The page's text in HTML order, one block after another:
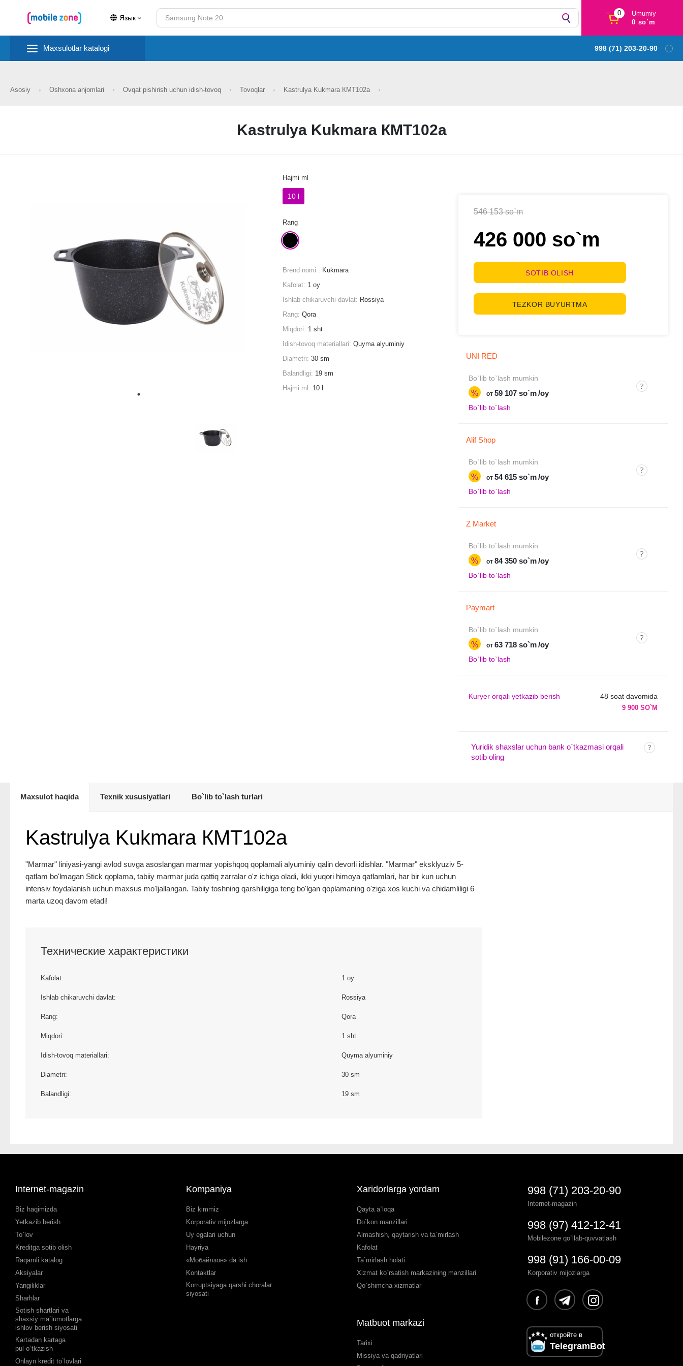
Язык
0
Umumiy
0 so`m
Maxsulotlar katalogi 998 (71) 203-20-90
Asosiy Oshxona anjomlari Ovqat pishirish uchun idish-tovoq Tovoqlar Kastrulya Kukmara КМТ102а
Kastrulya Kukmara КМТ102а
546 153 so`m
426 000 so`m
SOTIB OLISH
TEZKOR BUYURTMA
UNI RED
Bo`lib to`lash mumkin
% от 59 107 so`m /oy
Bo`lib to`lash
Alif Shop
Bo`lib to`lash mumkin
% от 54 615 so`m /oy
Bo`lib to`lash
Z Market
Bo`lib to`lash mumkin
% от 84 350 so`m /oy
Bo`lib to`lash
Paymart
Bo`lib to`lash mumkin
% от 63 718 so`m /oy
Bo`lib to`lash
Kuryer orqali yetkazib berish 48 soat davomida
9 900 SO`M
Yuridik shaxslar uchun bank o`tkazmasi orqali
sotib oling
Hajmi ml
10 l
Rang
Brend nomi : Kukmara
Kafolat: 1 oy
Ishlab chikaruvchi davlat: Rossiya
Rang:Qora
Miqdori: 1 sht
Idish-tovoq materiallari:Quyma alyuminiy
Diametri:30 sm
Balandligi: 19 sm
Hajmi ml: 10 l
Maxsulot haqida Texnik xususiyatlari Bo`lib to`lash turlari
Kastrulya Kukmara КМТ102а
"Marmar" liniyasi-yangi avlod suvga asoslangan marmar yopishqoq qoplamali alyuminiy qalin devorli idishlar. "Marmar" eksklyuziv 5-
qatlam bo'lmagan Stick qoplama, tabiiy marmar juda qattiq zarralar o'z ichiga oladi, ikki yuqori himoya qatlamlari, har bir kun uchun
intensiv foydalanish uchun maxsus mo'ljallangan. Tabiiy toshning qarshiligiga teng bo'lgan qoplamaning o'ziga xos kuchi va chidamliligi 6
marta uzoq davom etadi!
Технические характеристики
Kafolat: 1 oy
Ishlab chikaruvchi davlat: Rossiya
Rang: Qora
Miqdori: 1 sht
Idish-tovoq materiallari: Quyma alyuminiy
Diametri: 30 sm
Balandligi: 19 sm
Internet-magazin
Biz haqimizda
Yetkazib berish
To`lov
Kreditga sotib olish
Raqamli katalog
Aksiyalar
Yangiliklar
Sharhlar
Sotish shartlari va
shaxsiy ma`lumotlarga
ishlov berish siyosati
Kartadan kartaga
pul o`tkazish
Onlayn kredit to`lovlari
Kompaniya
Biz kimmiz
Korporativ mijozlarga
Uy egalari uchun
Hayriya
«Мобайлзон» da ish
Kontaktlar
Korruptsiyaga qarshi choralar
siyosati
Xaridorlarga yordam
Qayta a`loqa
Do`kon manzillari
Almashish, qaytarish va ta`mirlash
Kafolat
Ta`mirlash holati
Xizmat ko`rsatish markazining manzillari
Qo`shimcha xizmatlar
Matbuot markazi
Tarixi
Missiya va qadriyatlari
998 (71) 203-20-90
Internet-magazin
998 (97) 412-12-41
Mobilezone qo`llab-quvvatlash
998 (91) 166-00-09
Korporativ mijozlarga
откройте в
TelegramBot